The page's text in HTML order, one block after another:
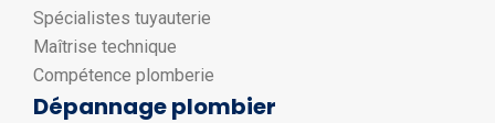
Spécialistes tuyauterie
Maîtrise technique
Compétence plomberie
Dépannage plombier